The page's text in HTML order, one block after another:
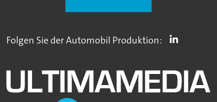
Folgen Sie der Automobil Produktion: